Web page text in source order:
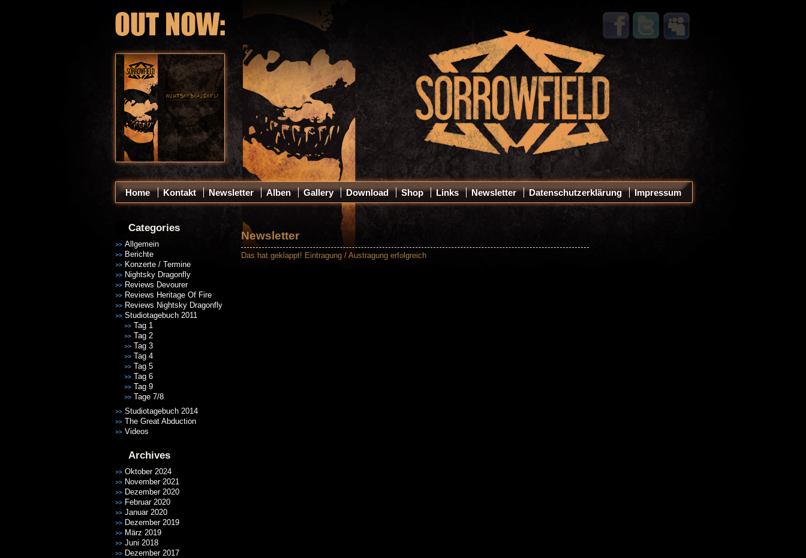
Home Kontakt Newsletter Alben Gallery Download Shop Links Newsletter Datenschutzerklärung Impressum
Newsletter
Das hat geklappt! Eintragung / Austragung erfolgreich
Categories
Allgemein
Berichte
Konzerte / Termine
Nightsky Dragonfly
Reviews Devourer
Reviews Heritage Of Fire
Reviews Nightsky Dragonfly
Studiotagebuch 2011
Tag 1
Tag 2
Tag 3
Tag 4
Tag 5
Tag 6
Tag 9
Tage 7/8
Studiotagebuch 2014
The Great Abduction
Videos
Archives
Oktober 2024
November 2021
Dezember 2020
Februar 2020
Januar 2020
Dezember 2019
März 2019
Juni 2018
Dezember 2017